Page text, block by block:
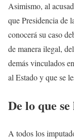
Asimismo, al
que Presidencia de
conocerá su caso
de manera ilegal,
demás vinculados
al Estado y que se
De lo que se
A todos los